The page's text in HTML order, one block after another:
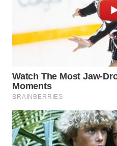
Vista aérea da Plaza de la
A cidade não fica tão
nessa época (muitos